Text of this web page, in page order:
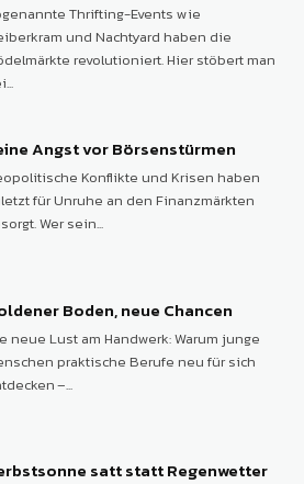
Thrifting-Events wie
und Nachtyard haben die
revolutioniert. Hier stöbert man
Angst vor Börsenstürmen
Konflikte und Krisen haben
für Unruhe an den Finanzmärkten
Wer sein...
Boden, neue Chancen
neue Lust am Handwerk: Warum junge
praktische Berufe neu für sich
–...
satt statt Regenwetter